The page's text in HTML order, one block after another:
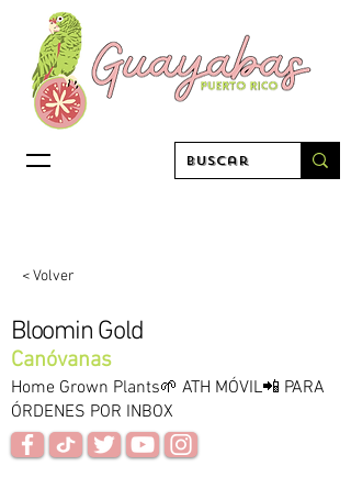
< Volver
Bloomin Gold
Canóvanas
Home Grown Plants🌱 ATH MÓVIL📲 PARA
ÓRDENES POR INBOX